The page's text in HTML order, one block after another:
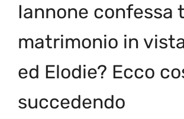
Iannone confessa
matrimonio in
ed Elodie? Ecco
succedendo